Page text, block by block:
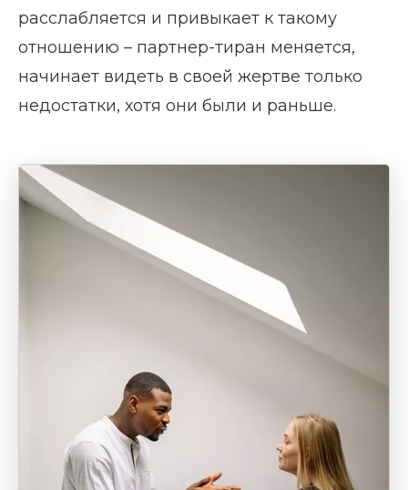
расслабляется и привыкает к такому
отношению – партнер-тиран меняется,
начинает видеть в своей жертве только
недостатки, хотя они были и раньше.